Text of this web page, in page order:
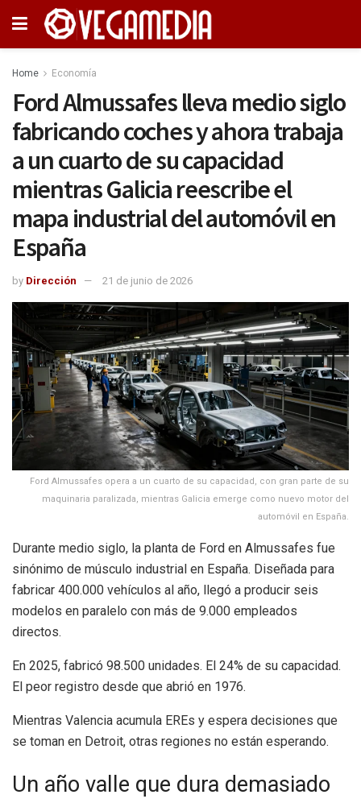
Home Economía
Ford Almussafes lleva medio siglo
fabricando coches y ahora trabaja
a un cuarto de su capacidad
mientras Galicia reescribe el
mapa industrial del automóvil en
España
by Dirección 21 de junio de 2026
Ford Almussafes opera a un cuarto de su capacidad, con gran parte de su
maquinaria paralizada, mientras Galicia emerge como nuevo motor del
automóvil en España.
Durante medio siglo, la planta de Ford en Almussafes fue
sinónimo de músculo industrial en España. Diseñada para
fabricar 400.000 vehículos al año, llegó a producir seis
modelos en paralelo con más de 9.000 empleados
directos.
En 2025, fabricó 98.500 unidades. El 24% de su capacidad.
El peor registro desde que abrió en 1976.
Mientras Valencia acumula EREs y espera decisiones que
se toman en Detroit, otras regiones no están esperando.
Un año valle que dura demasiado